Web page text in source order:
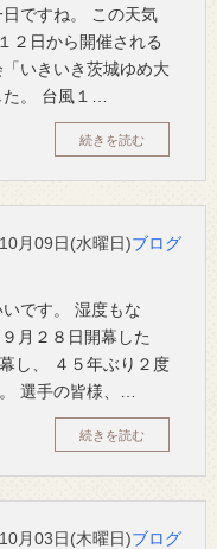
ですね。 この天気
２日から開催される
いきいき茨城ゆめ大
。 台風１…
続きを読む
月09日(水曜日)ブログ
です。 湿度もな
月２８日開幕した
し、 ４５年ぶり２度
選手の皆様、…
続きを読む
月03日(木曜日)ブログ